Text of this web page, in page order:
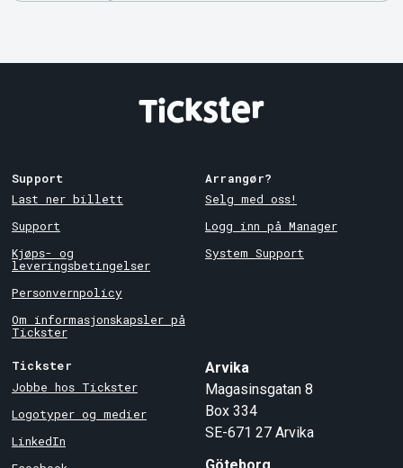
Support
Last ner billett
Support
Kjøps- og
leveringsbetingelser
Personvernpolicy
Om informasjonskapsler på
Tickster
Arrangør?
Selg med oss!
Logg inn på Manager
System Support
Tickster
Jobbe hos Tickster
Logotyper og medier
LinkedIn
Arvika
Magasinsgatan 8
Box 334
SE-671 27 Arvika